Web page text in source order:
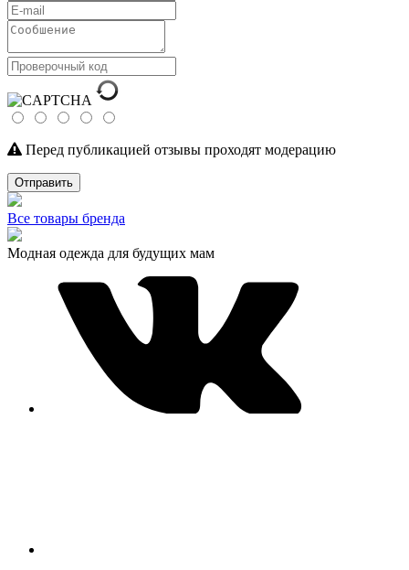
Перед публикацией отзывы проходят модерацию
Отправить
Все товары бренда
Модная одежда для будущих мам